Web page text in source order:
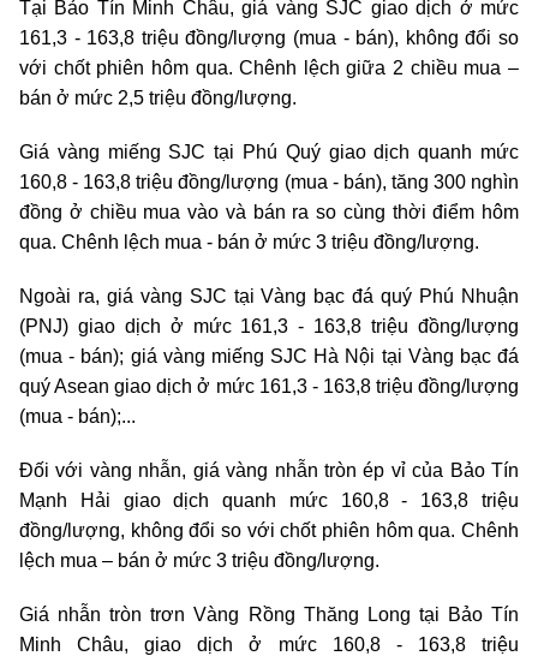
Tại Bảo Tín Minh Châu, giá vàng SJC giao dịch ở mức
161,3 - 163,8 triệu đồng/lượng (mua - bán), không đổi so
với chốt phiên hôm qua. Chênh lệch giữa 2 chiều mua –
bán ở mức 2,5 triệu đồng/lượng.
Giá vàng miếng SJC tại Phú Quý giao dịch quanh mức
160,8 - 163,8 triệu đồng/lượng (mua - bán), tăng 300 nghìn
đồng ở chiều mua vào và bán ra so cùng thời điểm hôm
qua. Chênh lệch mua - bán ở mức 3 triệu đồng/lượng.
Ngoài ra, giá vàng SJC tại Vàng bạc đá quý Phú Nhuận
(PNJ) giao dịch ở mức 161,3 - 163,8 triệu đồng/lượng
(mua - bán); giá vàng miếng SJC Hà Nội tại Vàng bạc đá
quý Asean giao dịch ở mức 161,3 - 163,8 triệu đồng/lượng
(mua - bán);...
Đối với vàng nhẫn, giá vàng nhẫn tròn ép vỉ của Bảo Tín
Mạnh Hải giao dịch quanh mức 160,8 - 163,8 triệu
đồng/lượng, không đổi so với chốt phiên hôm qua. Chênh
lệch mua – bán ở mức 3 triệu đồng/lượng.
Giá nhẫn tròn trơn Vàng Rồng Thăng Long tại Bảo Tín
Minh Châu, giao dịch ở mức 160,8 - 163,8 triệu